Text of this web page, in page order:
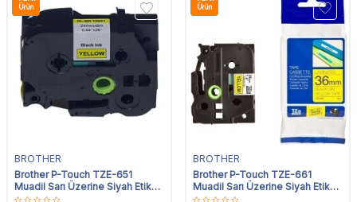
Ürün
BROTHER
Brother P-Touch TZE-651
Muadil Sarı Üzerine Siyah Etiket
24mm x 8m
Ürün
BROTHER
Brother P-Touch TZE-661
Muadil Sarı Üzerine Siyah Etiket
36mm x 8m